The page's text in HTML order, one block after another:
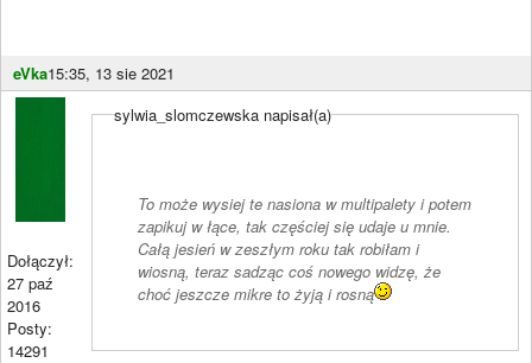
eVka15:35, 13 sie 2021
Dołączył:
27 paź
2016
Posty:
14291
sylwia_slomczewska napisał(a)
To może wysiej te nasiona w multipalety i potem
zapikuj w łące, tak częściej się udaje u mnie.
Całą jesień w zeszłym roku tak robiłam i
wiosną, teraz sadząc coś nowego widzę, że
choć jeszcze mikre to żyją i rosną